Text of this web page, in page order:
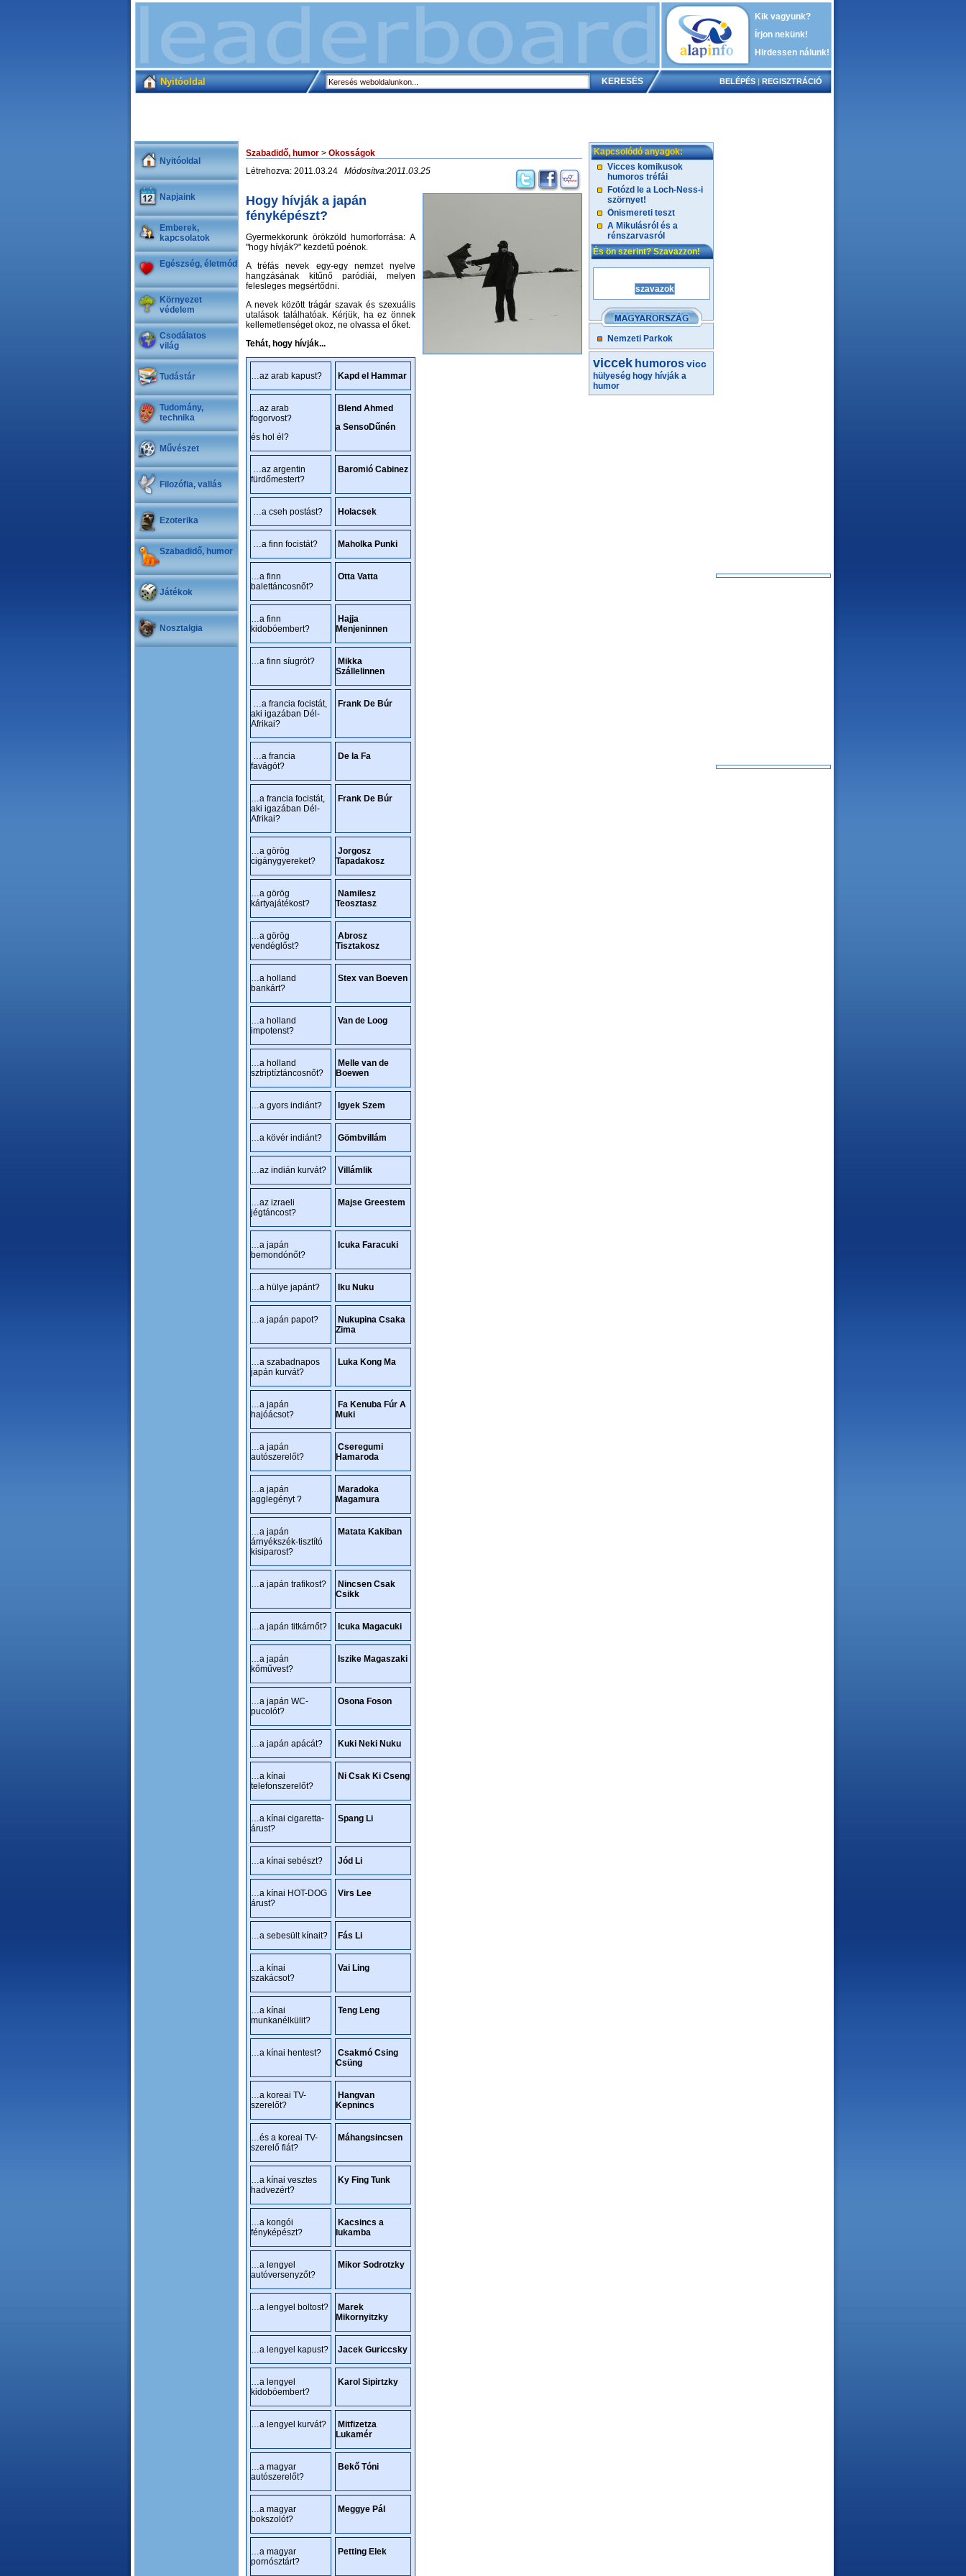
Kik vagyunk?
Írjon nekünk!
Hirdessen nálunk!
Nyitóoldal BELÉPÉS | REGISZTRÁCIÓ
Nyitóoldal
Napjaink
Emberek,
kapcsolatok
Egészség, életmód
Környezet
védelem
Csodálatos
világ
Tudástár
Tudomány,
technika
Művészet
Filozófia, vallás
Ezoterika
Szabadidő, humor
Játékok
Nosztalgia
Szabadidő, humor > Okosságok
Létrehozva: 2011.03.24 Módosítva:2011.03.25
Hogy hívják a japán
fényképészt?
Gyermekkorunk örökzöld humorforrása: A
"hogy hívják?" kezdetű poénok.
A tréfás nevek egy-egy nemzet nyelve
hangzásának kitűnő paródiái, melyen
felesleges megsértődni.
A nevek között trágár szavak és szexuális
utalások találhatóak. Kérjük, ha ez önnek
kellemetlenséget okoz, ne olvassa el őket.
Tehát, hogy hívják...
…az arab kapust? Kapd el Hammar
…az arab
fogorvost?
és hol él?
Blend Ahmed
a SensoDűnén
…az argentin
fürdőmestert?
Baromió Cabinez
…a cseh postást? Holacsek
…a finn focistát? Maholka Punki
…a finn
balettáncosnőt?
Otta Vatta
…a finn
kidobóembert?
Hajja
Menjeninnen
…a finn síugrót?
Mikka
Szállelinnen
…a francia focistát,
aki igazában Dél-
Afrikai?
Frank De Búr
…a francia
favágót?
De la Fa
…a francia focistát,
aki igazában Dél-
Afrikai?
Frank De Búr
…a görög
cigánygyereket?
Jorgosz
Tapadakosz
…a görög
kártyajátékost?
Namilesz
Teosztasz
…a görög
vendéglőst?
Abrosz
Tisztakosz
…a holland
bankárt?
Stex van Boeven
…a holland
impotenst?
Van de Loog
…a holland
sztriptíztáncosnőt?
Melle van de
Boewen
…a gyors indiánt? Igyek Szem
…a kövér indiánt? Gömbvillám
…az indián kurvát? Villámlik
…az izraeli
jégtáncost?
Majse Greestem
…a japán
bemondónőt?
Icuka Faracuki
…a hülye japánt? Iku Nuku
…a japán papot?
Nukupina Csaka
Zima
…a szabadnapos
japán kurvát?
Luka Kong Ma
…a japán
hajóácsot?
Fa Kenuba Fúr A
Muki
…a japán
autószerelőt?
Cseregumi
Hamaroda
…a japán
agglegényt ?
Maradoka
Magamura
…a japán
árnyékszék-tisztító
kisiparost?
Matata Kakiban
…a japán trafikost?
Nincsen Csak
Csikk
…a japán titkárnőt? Icuka Magacuki
…a japán
kőművest?
Iszike Magaszaki
…a japán WC-
pucolót?
Osona Foson
…a japán apácát? Kuki Neki Nuku
…a kínai
telefonszerelőt?
Ni Csak Ki Cseng
…a kínai cigaretta-
árust?
Spang Li
…a kínai sebészt? Jód Li
…a kínai HOT-DOG
árust?
Virs Lee
…a sebesült kínait? Fás Li
…a kínai
szakácsot?
Vai Ling
…a kínai
munkanélkülit?
Teng Leng
…a kínai hentest?
Csakmó Csing
Csüng
…a koreai TV-
szerelőt?
Hangvan
Kepnincs
…és a koreai TV-
szerelő fiát?
Máhangsincsen
…a kínai vesztes
hadvezért?
Ky Fing Tunk
…a kongói
fényképészt?
Kacsincs a
lukamba
…a lengyel
autóversenyzőt?
Mikor Sodrotzky
…a lengyel boltost?
Marek
Mikornyitzky
…a lengyel kapust? Jacek Guriccsky
…a lengyel
kidobóembert?
Karol Sipirtzky
…a lengyel kurvát?
Mitfizetza
Lukamér
…a magyar
autószerelőt?
Bekő Tóni
…a magyar
bokszolót?
Meggye Pál
…a magyar
pornósztárt?
Petting Elek
Kapcsolódó anyagok:
Vicces komikusok
humoros tréfái
Fotózd le a Loch-Ness-i
szörnyet!
Önismereti teszt
A Mikulásról és a
rénszarvasról
És ön szerint? Szavazzon!
Nemzeti Parkok
viccek humorosvicc
hülyeség hogy hívják a
humor